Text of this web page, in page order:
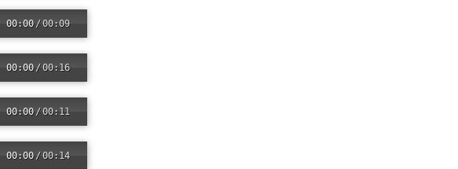
00:00 /00:09
00:00 /00:16
00:00 /00:11
00:00 /00:14